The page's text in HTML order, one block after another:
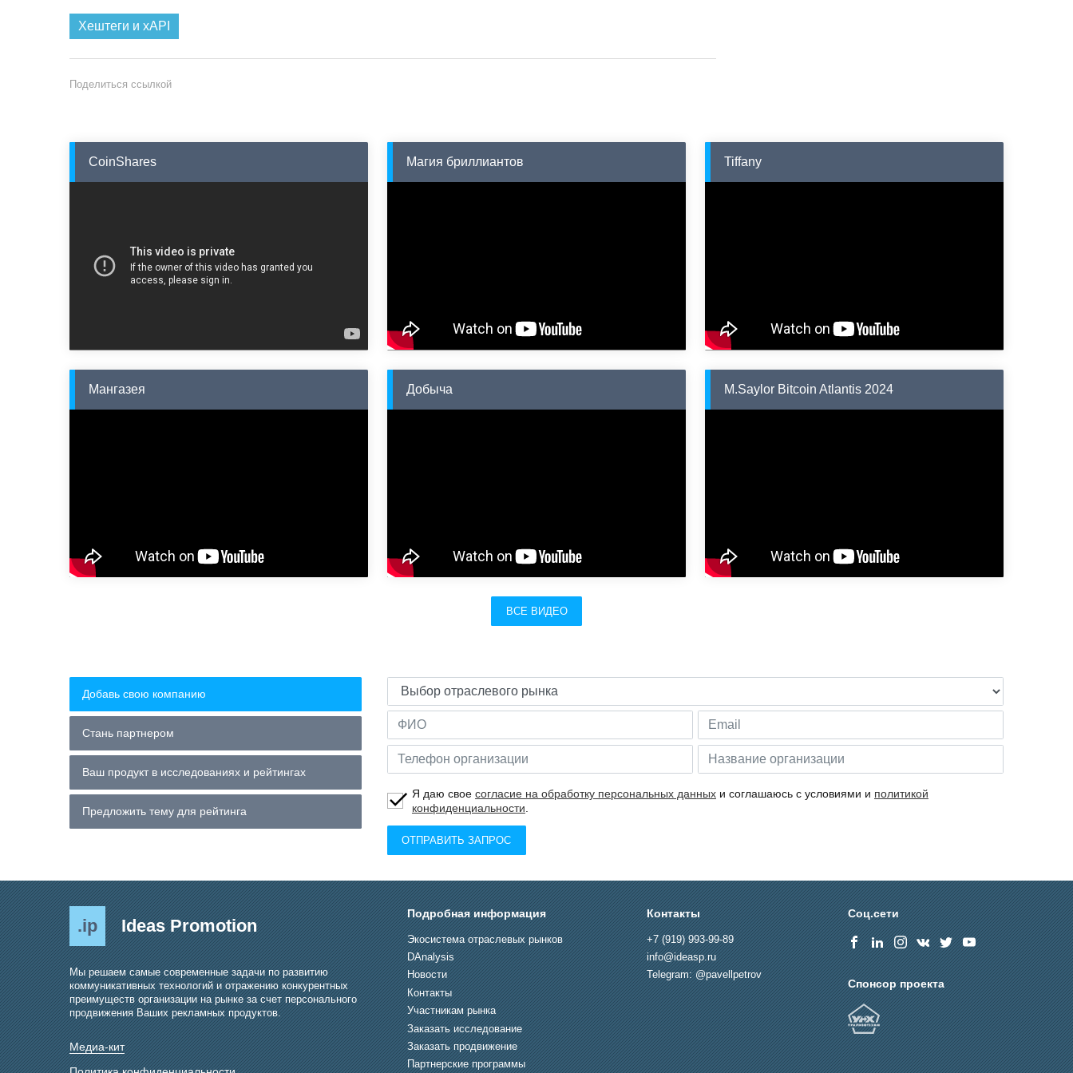
Хештеги и xAPI
Поделиться ссылкой
CoinShares Магия бриллиантов Tiffany
Мангазея Добыча M.Saylor Bitcoin Atlantis 2024
ВСЕ ВИДЕО
Добавь свою компанию
Стань партнером
Ваш продукт в исследованиях и рейтингах
Предложить тему для рейтинга
Я даю свое согласие на обработку персональных данныхи соглашаюсь с условиями и политикой
конфиденциальности
ОТПРАВИТЬ ЗАПРОС
.ip Ideas Promotion
Мы решаем самые современные задачи по развитию
коммуникативных технологий и отражению конкурентных
преимуществ организации на рынке за счет персонального
продвижения Ваших рекламных продуктов.
Медиа-кит
Подробная информация
Экосистема отраслевых рынков
DAnalysis
Новости
Контакты
Участникам рынка
Заказать исследование
Заказать продвижение
Партнерские программы
Контакты
+7 (919) 993-99-89
info@ideasp.ru
Telegram: @pavellpetrov
Соц.сети
Спонсор проекта